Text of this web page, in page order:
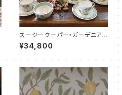
スージークーパー・ガーデニア・
フルセット（SCDR9004）
¥34,800